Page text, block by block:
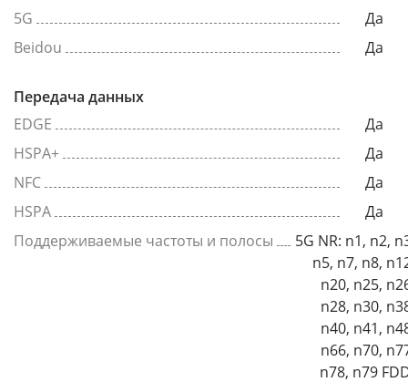
5G
Да
Beidou
Да
Передача данных
EDGE
Да
HSPA+
Да
NFC
Да
HSPA
Да
Поддерживаемые частоты и полосы
5G NR: n1, n2,
n5, n7, n8,
n20, n25,
n28, n30,
n40, n41,
n66, n70,
n78, n79